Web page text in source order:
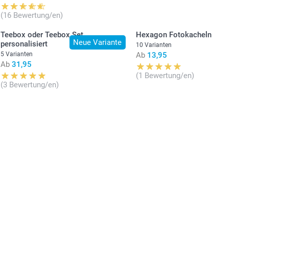
(16 Bewertung/en)
Neue Variante
Teebox oder Teebox Set
personalisiert
5 Varianten
Ab 31,95
(3 Bewertung/en)
Hexagon Fotokacheln
10 Varianten
Ab 13,95
(1 Bewertung/en)